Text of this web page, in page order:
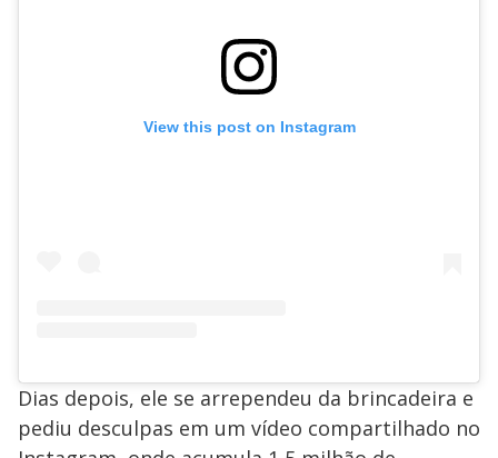
View this post on Instagram
Dias depois, ele se arrependeu da brincadeira e
pediu desculpas em um vídeo compartilhado no